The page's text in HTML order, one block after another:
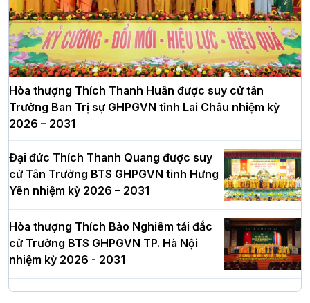
Hòa thượng Thích Thanh Huân được suy cử tân
Trưởng Ban Trị sự GHPGVN tỉnh Lai Châu nhiệm kỳ
2026 – 2031
Đại đức Thích Thanh Quang được suy
cử Tân Trưởng BTS GHPGVN tỉnh Hưng
Yên nhiệm kỳ 2026 – 2031
Hòa thượng Thích Bảo Nghiêm tái đắc
cử Trưởng BTS GHPGVN TP. Hà Nội
nhiệm kỳ 2026 - 2031
Hà Nội: Long trọng lễ khởi công xây